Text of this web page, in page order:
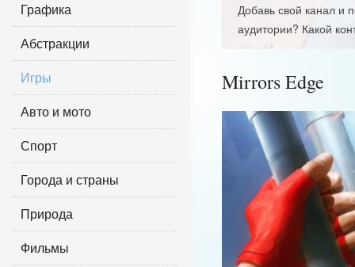
Графика
Абстракции
Игры
Авто и мото
Спорт
Города и страны
Природа
Фильмы
Добавь свой канал и
аудитории? Какой
Mirrors Edge